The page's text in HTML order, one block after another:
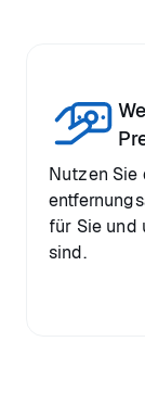
Nutzen Sie
für Sie und
sind.